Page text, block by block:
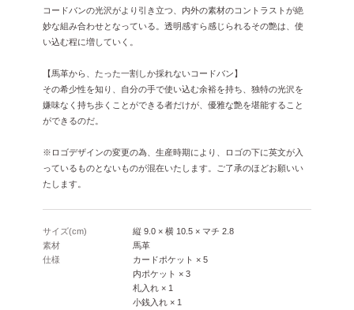
コードバンの光沢がより引き立つ、内外の素材のコントラストが絶
妙な組み合わせとなっている。透明感すら感じられるその艶は、使
い込む程に増していく。
【馬革から、たった一割しか採れないコードバン】
その希少性を知り、自分の手で使い込む余裕を持ち、独特の光沢を
嫌味なく持ち歩くことができる者だけが、優雅な艶を堪能すること
ができるのだ。
※ロゴデザインの変更の為、生産時期により、ロゴの下に英文が入
っているものとないものが混在いたします。ご了承のほどお願いい
たします。
サイズ(cm)
縦 9.0 × 横 10.5 × マチ 2.8
素材
馬革
仕様
カードポケット × 5
内ポケット × 3
札入れ × 1
小銭入れ × 1